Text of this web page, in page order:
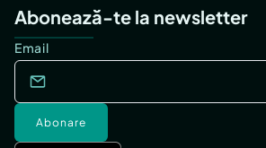
Abonează-te la newsletter
Email
Abonare